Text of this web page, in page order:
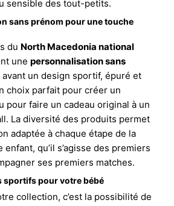
sensible des tout-petits.
sans prénom pour une touche
du North Macedonia national
une personnalisation sans
un design sportif, épuré et
choix parfait pour créer un
pour faire un cadeau original à un
La diversité des produits permet
adaptée à chaque étape de la
qu’il s’agisse des premiers
ses premiers matches.
sportifs pour votre bébé
collection, c’est la possibilité de